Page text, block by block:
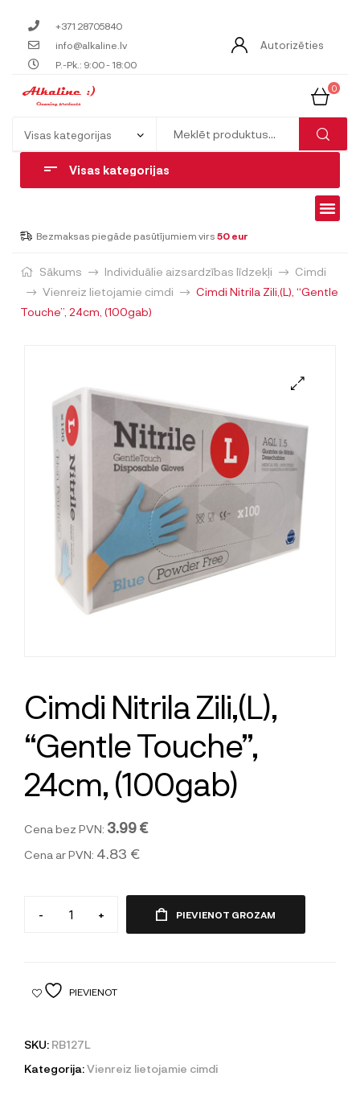
+371 28705840
info@alkaline.lv
P.-Pk.: 9:00 - 18:00
Autorizēties
0
Visas kategorijas
Bezmaksas piegāde pasūtījumiem virs 50 eur
Sākums Individuālie aizsardzības līdzekļi
Cimdi
Vienreiz lietojamie cimdi
Cimdi Nitrila Zili,(L), “Gentle
Touche”, 24cm, (100gab)
Cimdi Nitrila Zili,(L),
“Gentle Touche”,
24cm, (100gab)
Cena bez PVN: 3.99 €
Cena ar PVN: 4.83 €
- + PIEVIENOT GROZAM
PIEVIENOT
SKU: RB127L
Kategorija:Vienreiz lietojamie cimdi